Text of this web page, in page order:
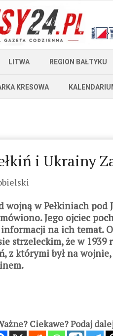
LITWA REGION BAŁTYKU
KRESOWA
i Ukrainy
w Pełkiniach pod
Jego ojciec
na ich temat.
strzeleckim, że w 1939
z którymi był na
Ciekawe? Podaj